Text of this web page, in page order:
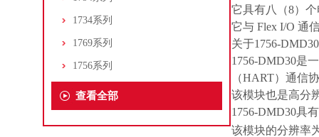
1734系列
1769系列
1756系列
查看全部
它具有八（8）
它与 Flex I/O 通
关于1756-DMD30
1756-DMD30是
（HART）通信
该模块也是高分
1756-DMD30具
该模块的分辨率